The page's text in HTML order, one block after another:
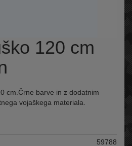
120 cm
cm.Črne barve in z dodatnim
vojaškega materiala.
59788